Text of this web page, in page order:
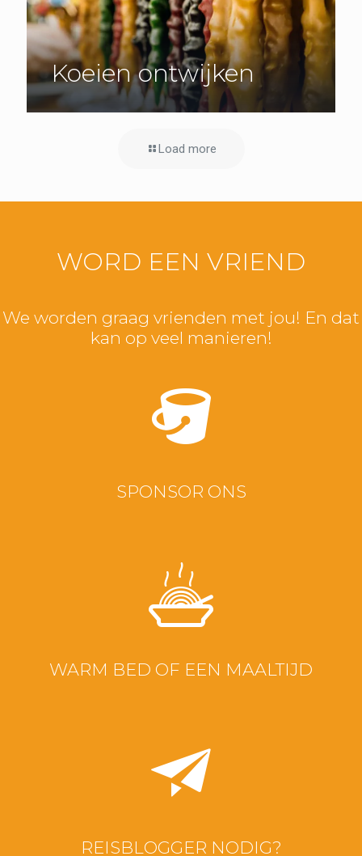
Koeien ontwijken
Load more
WORD EEN VRIEND
We worden graag vrienden met jou! En dat
kan op veel manieren!
SPONSOR ONS
WARM BED OF EEN MAALTIJD
REISBLOGGER NODIG?